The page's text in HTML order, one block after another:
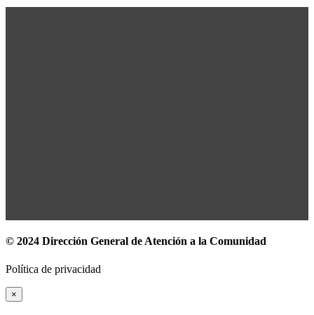
© 2024 Dirección General de Atención a la Comunidad
Política de privacidad
×